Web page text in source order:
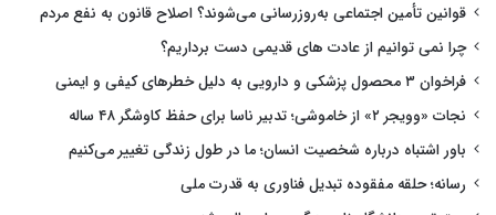
قوانین تأمین اجتماعی به‌روزرسانی می‌شوند؟ اصلاح قانون به نفع مردم
چرا نمی توانیم از عادت های قدیمی دست برداریم؟
فراخوان ۳ محصول پزشکی و دارویی به دلیل خطرهای کیفی و ایمنی
نجات «وویجر ۲» از خاموشی؛ تدبیر ناسا برای حفظ کاوشگر ۴۸ ساله
باور اشتباه درباره شخصیت انسان؛ ما در طول زندگی تغییر می‌کنیم
رسانه؛ حلقه مفقوده تبدیل فناوری به قدرت ملی